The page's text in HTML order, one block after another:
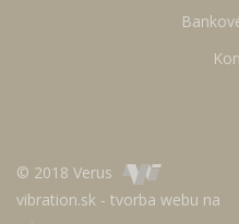
© 2018 Verus
vibration.sk - tvorba webu na